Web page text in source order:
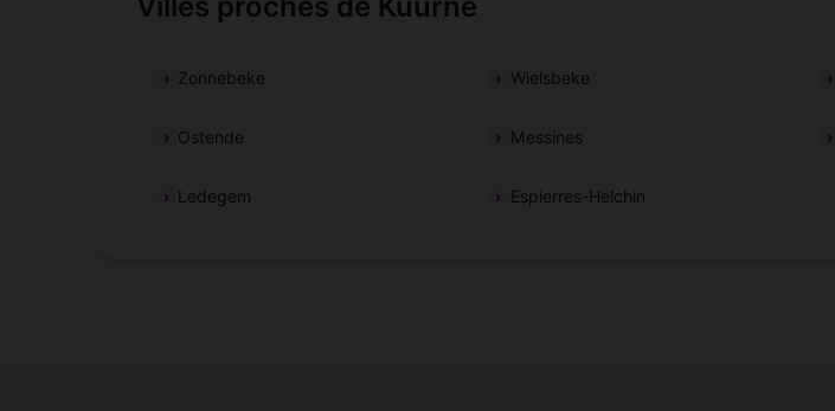
Zonnebeke Wielsbeke
Ostende Messines
Ledegem Espierres-Helchin